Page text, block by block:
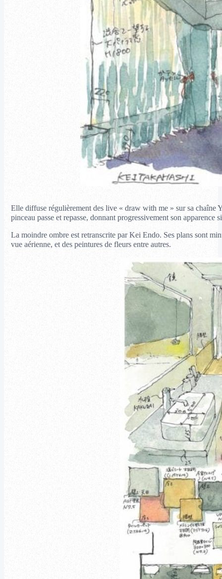
Elle diffuse régulièrement des live « draw with me » sur sa chaîne
pinceau passe et repasse, donnant progressivement son apparence
La moindre ombre est retranscrite par Kei Endo. Ses plans sont
vue aérienne, et des peintures de fleurs entre autres.